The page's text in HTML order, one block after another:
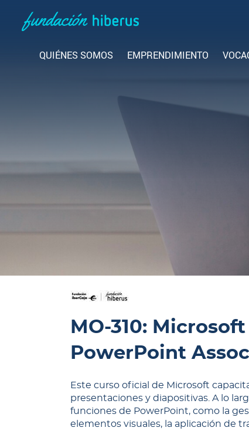
QUIÉNES SOMOS EMPRENDIMIENTO
MO-310:
PowerPoint
Este curso oficial de Microsoft
presentaciones y diapositivas. A lo
funciones de PowerPoint, como la
elementos visuales, la aplicación de